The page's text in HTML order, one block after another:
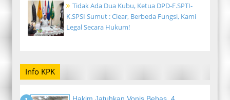
Tidak Ada Dua Kubu, Ketua DPD-F.SPTI-
K.SPSI Sumut : Clear, Berbeda Fungsi, Kami
Legal Secara Hukum!
Info KPK
Hakim Jatuhkan Vonis Bebas, 4